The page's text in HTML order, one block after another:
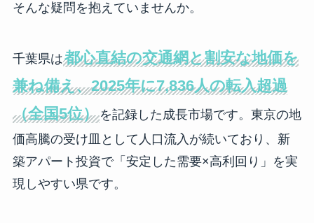
そんな疑問を抱えていませんか。
千葉県は都心直結の交通網と割安な地価を
兼ね備え、2025年に7,836人の転入超過
（全国5位）を記録した成長市場です。東京の地
価高騰の受け皿として人口流入が続いており、新
築アパート投資で「安定した需要×高利回り」を実
現しやすい県です。